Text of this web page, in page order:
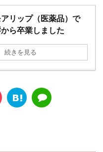
リップ（医薬品）で
ら卒業しました
続きを見る